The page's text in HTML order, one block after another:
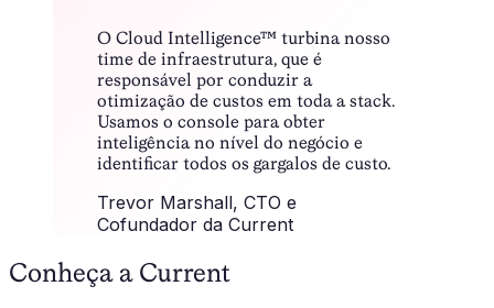
O Cloud Intelligence™ turbina nosso
time de infraestrutura, que é
responsável por conduzir a
otimização de custos em toda a stack.
Usamos o console para obter
inteligência no nível do negócio e
identificar todos os gargalos de custo.
Trevor Marshall, CTO e
Cofundador da Current
Conheça a Current